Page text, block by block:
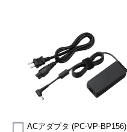
ACアダプタ (PC-VP-BP156)